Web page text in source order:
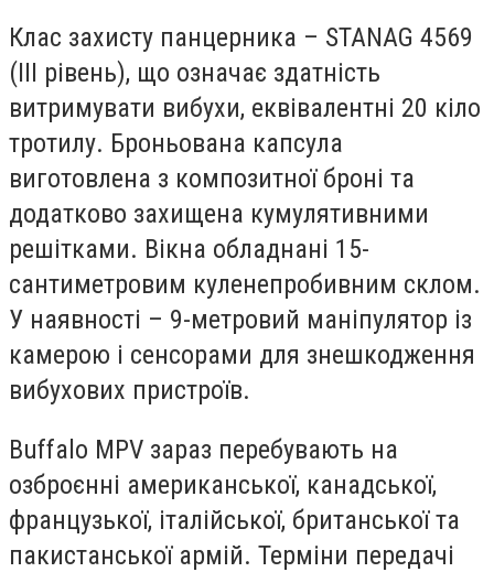
Клас захисту панцерника – STANAG 4569
(III рівень), що означає здатність
витримувати вибухи, еквівалентні 20 кіло
тротилу. Броньована капсула
виготовлена з композитної броні та
додатково захищена кумулятивними
решітками. Вікна обладнані 15-
сантиметровим куленепробивним склом.
У наявності – 9-метровий маніпулятор із
камерою і сенсорами для знешкодження
вибухових пристроїв.
Buffalo MPV зараз перебувають на
озброєнні американської, канадської,
французької, італійської, британської та
пакистанської армій. Терміни передачі